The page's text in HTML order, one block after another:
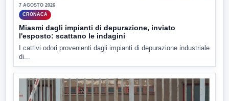
7 AGOSTO 2026
CRONACA
Miasmi dagli impianti di depurazione, inviato
l'esposto: scattano le indagini
I cattivi odori provenienti dagli impianti di depurazione industriale
di...